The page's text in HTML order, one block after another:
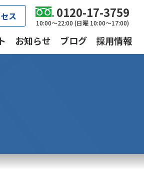
ス 0120-17-3759
10:00～22:00 (日曜 10:00～17:00)
お知らせ ブログ 採用情報